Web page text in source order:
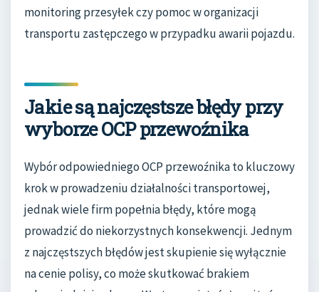
monitoring przesyłek czy pomoc w organizacji
transportu zastępczego w przypadku awarii pojazdu.
Jakie są najczęstsze błędy przy
wyborze OCP przewoźnika
Wybór odpowiedniego OCP przewoźnika to kluczowy
krok w prowadzeniu działalności transportowej,
jednak wiele firm popełnia błędy, które mogą
prowadzić do niekorzystnych konsekwencji. Jednym
z najczęstszych błędów jest skupienie się wyłącznie
na cenie polisy, co może skutkować brakiem